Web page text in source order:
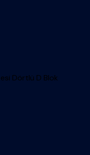
Dörtlü D Blok